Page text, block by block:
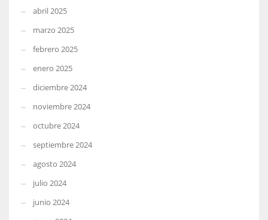
abril 2025
marzo 2025
febrero 2025
enero 2025
diciembre 2024
noviembre 2024
octubre 2024
septiembre 2024
agosto 2024
julio 2024
junio 2024